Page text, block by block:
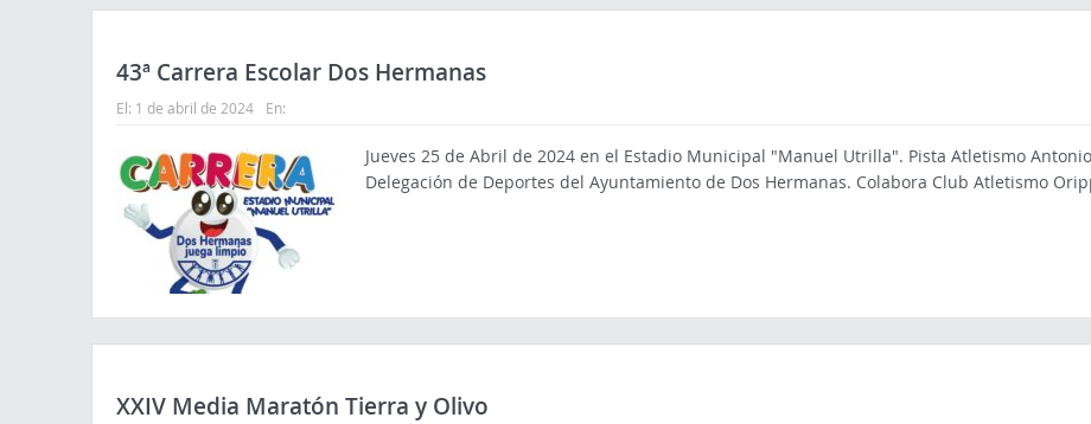
43ª Carrera Escolar Dos Hermanas
El: 1 de abril de 2024 En:
Jueves 25 de Abril de 2024 en el Estadio Municipal "Manuel Utrilla". Pista Atletismo
Delegación de Deportes del Ayuntamiento de Dos Hermanas. Colabora Club Atletismo
XXIV Media Maratón Tierra y Olivo